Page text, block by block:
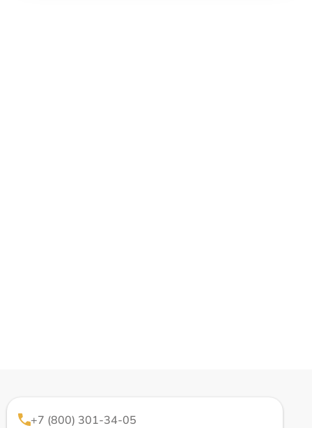
+7 (800) 301-34-05